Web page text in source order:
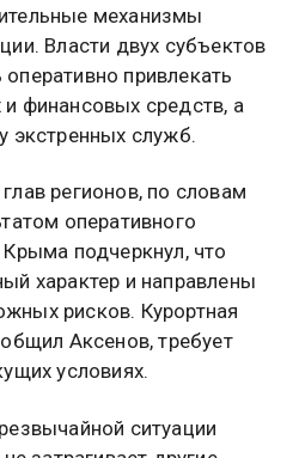
механизмы
Власти двух субъектов
привлекать
финансовых средств, а
экстренных служб.
регионов, по словам
оперативного
подчеркнул, что
характер и направлены
рисков. Курортная
Аксенов, требует
условиях.
ситуации